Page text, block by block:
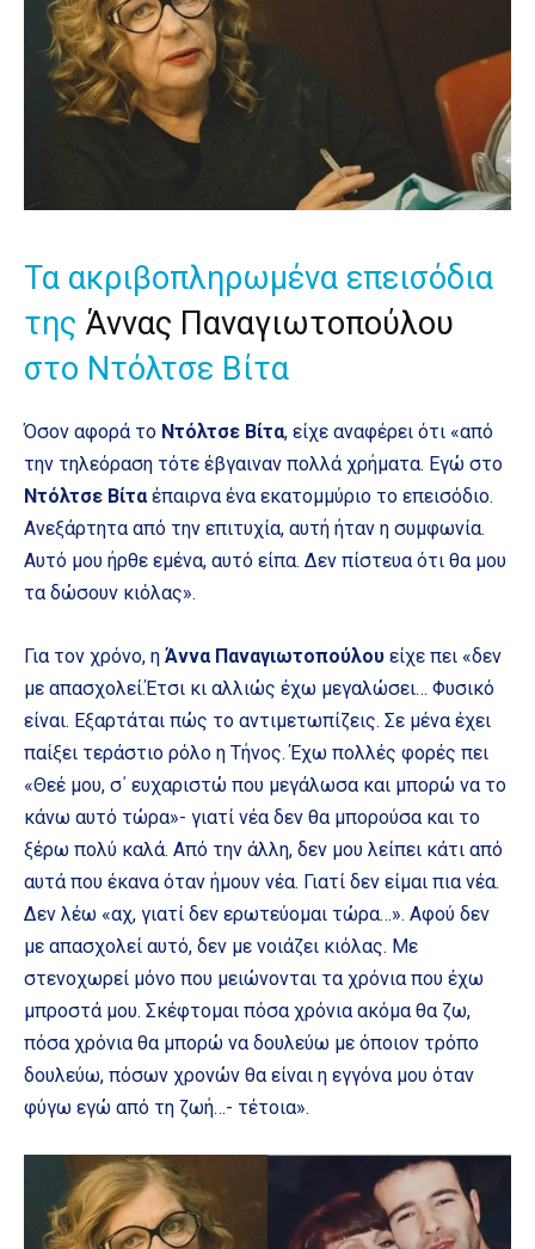
Τα ακριβοπληρωμένα επεισόδια
της Άννας Παναγιωτοπούλου
στο Ντόλτσε Βίτα
Όσον αφορά το Ντόλτσε Βίτα, είχε αναφέρει ότι «από
την τηλεόραση τότε έβγαιναν πολλά χρήματα. Εγώ στο
Ντόλτσε Βίταέπαιρνα ένα εκατομμύριο το επεισόδιο.
Ανεξάρτητα από την επιτυχία, αυτή ήταν η συμφωνία.
Αυτό μου ήρθε εμένα, αυτό είπα. Δεν πίστευα ότι θα μου
τα δώσουν κιόλας».
Για τον χρόνο, η Άννα Παναγιωτοπούλου είχε πει «δεν
με απασχολεί.Έτσι κι αλλιώς έχω μεγαλώσει… Φυσικό
είναι. Εξαρτάται πώς το αντιμετωπίζεις. Σε μένα έχει
παίξει τεράστιο ρόλο η Τήνος. Έχω πολλές φορές πει
«Θεέ μου, σ΄ ευχαριστώ που μεγάλωσα και μπορώ να το
κάνω αυτό τώρα»- γιατί νέα δεν θα μπορούσα και το
ξέρω πολύ καλά. Από την άλλη, δεν μου λείπει κάτι από
αυτά που έκανα όταν ήμουν νέα. Γιατί δεν είμαι πια νέα.
Δεν λέω «αχ, γιατί δεν ερωτεύομαι τώρα…». Αφού δεν
με απασχολεί αυτό, δεν με νοιάζει κιόλας. Με
στενοχωρεί μόνο που μειώνονται τα χρόνια που έχω
μπροστά μου. Σκέφτομαι πόσα χρόνια ακόμα θα ζω,
πόσα χρόνια θα μπορώ να δουλεύω με όποιον τρόπο
δουλεύω, πόσων χρονών θα είναι η εγγόνα μου όταν
φύγω εγώ από τη ζωή…- τέτοια».